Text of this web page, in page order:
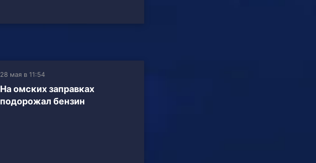
28 мая в 11:54
На омских заправках
подорожал бензин